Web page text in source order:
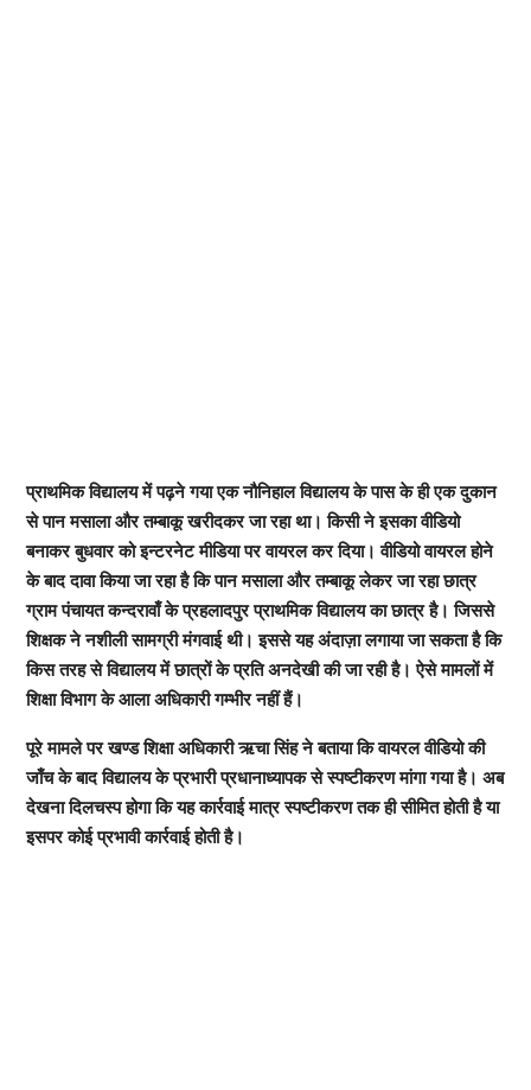
प्राथमिक विद्यालय में पढ़ने गया एक नौनिहाल विद्यालय के पास के ही एक दुकान
से पान मसाला और तम्बाकू खरीदकर जा रहा था। किसी ने इसका वीडियो
बनाकर बुधवार को इन्टरनेट मीडिया पर वायरल कर दिया। वीडियो वायरल होने
के बाद दावा किया जा रहा है कि पान मसाला और तम्बाकू लेकर जा रहा छात्र
ग्राम पंचायत कन्दरावाँ के प्रहलादपुर प्राथमिक विद्यालय का छात्र है। जिससे
शिक्षक ने नशीली सामग्री मंगवाई थी। इससे यह अंदाज़ा लगाया जा सकता है कि
किस तरह से विद्यालय में छात्रों के प्रति अनदेखी की जा रही है। ऐसे मामलों में
शिक्षा विभाग के आला अधिकारी गम्भीर नहीं हैं।
पूरे मामले पर खण्ड शिक्षा अधिकारी ऋचा सिंह ने बताया कि वायरल वीडियो की
जाँच के बाद विद्यालय के प्रभारी प्रधानाध्यापक से स्पष्टीकरण मांगा गया है। अब
देखना दिलचस्प होगा कि यह कार्रवाई मात्र स्पष्टीकरण तक ही सीमित होती है या
इसपर कोई प्रभावी कार्रवाई होती है।